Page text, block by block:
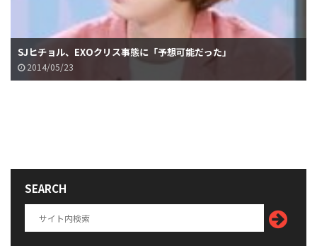
SJヒチョル、EXOクリス事態に「予想可能だった」
2014/05/23
SEARCH